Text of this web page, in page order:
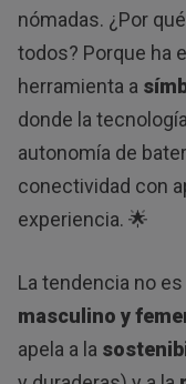
nómadas. ¿Por
todos? Porque ha
herramienta a
donde la
autonomía de
conectividad con
experiencia. 🌟
La tendencia no
masculino y
apela a la